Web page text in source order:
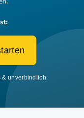
& unverbindlich